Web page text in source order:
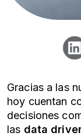
Gracias a las
hoy cuentan
decisiones
las data